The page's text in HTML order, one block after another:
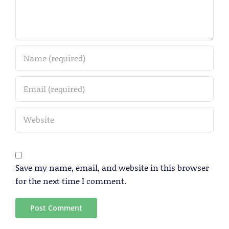
Save my name, email, and website in this browser
for the next time I comment.